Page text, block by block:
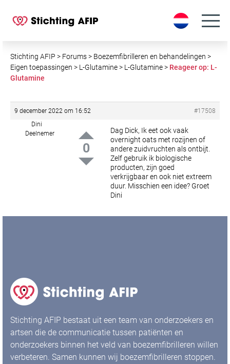
Stichting AFIP > Forums> Boezemfibrilleren en behandelingen >
Eigen toepassingen > L-Glutamine> L-Glutamine> Reageer op: L-
Glutamine
9 december 2022 om 16:52
#17508
Dini
Deelnemer
0
Dag Dick, Ik eet ook vaak
overnight oats met rozijnen of
andere zuidvruchten als ontbijt.
Zelf gebruik ik biologische
producten, zijn goed
verkrijgbaar en ook niet extreem
duur. Misschien een idee? Groet
Dini
Stichting AFIP bestaat uit een team van onderzoekers en
artsen die de communicatie tussen patiënten en
onderzoekers binnen het veld van boezemfibrilleren willen
verbeteren. Samen kunnen wij boezemfibrilleren stoppen.